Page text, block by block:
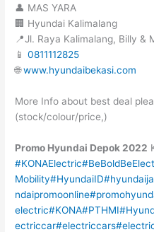
👤 MAS YARA
🏢 Hyundai Kalimalang
📍Jl. Raya Kalimalang, Billy &
📱0811112825
🌐www.hyundaibekasi.com
More Info about best deal
(stock/colour/price,)
Promo Hyundai Depok 2022
#KONAElectric
Mobility#HyundaiID
ndaipromoonline
electric#KONA#PTHMI
ectriccar#electriccars